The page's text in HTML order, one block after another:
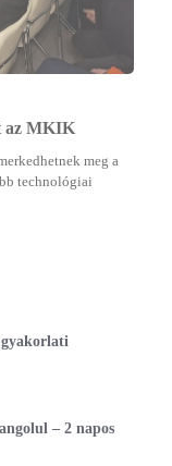
az MKIK
meg a
technológiai
– 2 napos